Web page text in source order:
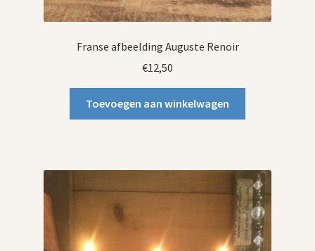
Franse afbeelding Auguste Renoir
€12,50
Toevoegen aan winkelwagen